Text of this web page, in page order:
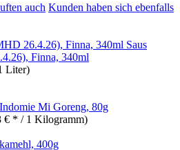
auch Kunden haben sich ebenfalls
Saus
Finna, 340ml
Liter)
Indomie Mi Goreng, 80g
€ * / 1 Kilogramm)
400g